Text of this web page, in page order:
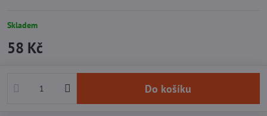
Skladem
58 Kč
Do košíku